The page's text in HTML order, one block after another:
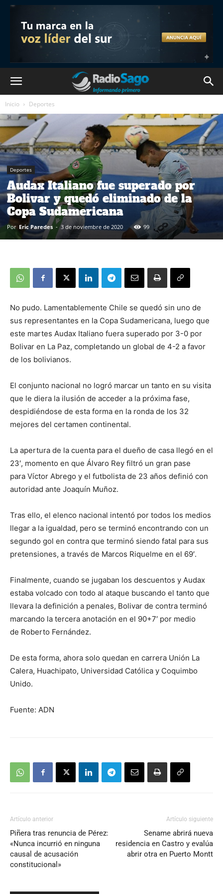
Inicio Deportes
Deportes
Audax Italiano fue superado por
Bolivar y quedó eliminado de la
Copa Sudamericana
Por Eric Paredes - 3 de noviembre de 2020 99
No pudo. Lamentablemente Chile se quedó sin uno de
sus representantes en la Copa Sudamericana, luego que
este martes Audax Italiano fuera superado por 3-0 por
Bolivar en La Paz, completando un global de 4-2 a favor
de los bolivianos.
El conjunto nacional no logró marcar un tanto en su visita
que le diera la ilusión de acceder a la próxima fase,
despidiéndose de esta forma en la ronda de los 32
mejores del certamen continental.
La apertura de la cuenta para el dueño de casa llegó en el
23′, momento en que Álvaro Rey filtró un gran pase
para Víctor Abrego y el futbolista de 23 años definió con
autoridad ante Joaquín Muñoz.
Tras ello, el elenco nacional intentó por todos los medios
llegar a la igualdad, pero se terminó encontrando con un
segundo gol en contra que terminó siendo fatal para sus
pretensiones, a través de Marcos Riquelme en el 69′.
Finalmente, cuando se jugaban los descuentos y Audax
estaba volcado con todo al ataque buscando el tanto que
llevara la definición a penales, Bolivar de contra terminó
marcando la tercera anotación en el 90+7′ por medio
de Roberto Fernández.
De esta forma, ahora solo quedan en carrera Unión La
Calera, Huachipato, Universidad Católica y Coquimbo
Unido.
Fuente: ADN
Artículo anterior
Piñera tras renuncia de Pérez:
«Nunca incurrió en ninguna
causal de acusación
constitucional»
Artículo siguiente
Sename abrirá nueva
residencia en Castro y evalúa
abrir otra en Puerto Montt